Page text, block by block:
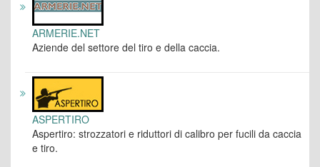
ARMERIE.NET
Aziende del settore del tiro e della caccia.
ASPERTIRO
Aspertiro: strozzatori e riduttori di calibro per fucili da caccia
e tiro.